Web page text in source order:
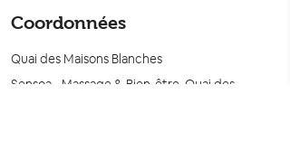
Coordonnées
Quai des Maisons Blanches
Sensoa - Massage & Bien-être, Quai des